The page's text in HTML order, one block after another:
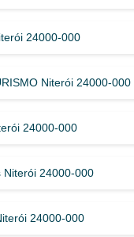
24000-000
Niterói 24000-000
24000-000
Niterói 24000-000
24000-000